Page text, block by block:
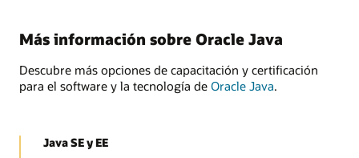
Más información sobre Oracle Java
Descubre más opciones de capacitación y certificación
para el software y la tecnología de Oracle Java.
Java SE y EE